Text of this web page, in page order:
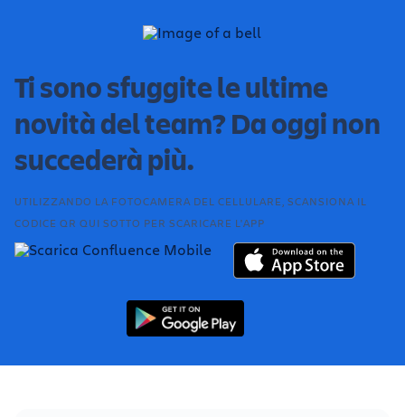
Ti sono sfuggite le ultime
novità del team? Da oggi non
succederà più.
UTILIZZANDO LA FOTOCAMERA DEL CELLULARE, SCANSIONA IL
CODICE QR QUI SOTTO PER SCARICARE L'APP